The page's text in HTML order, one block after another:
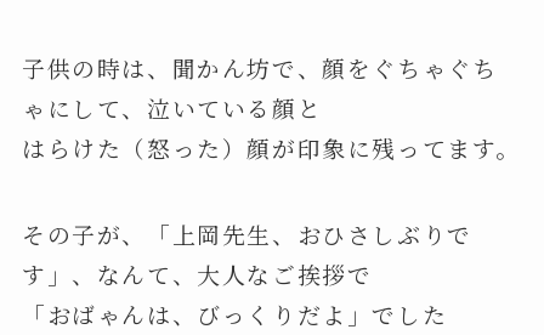
子供の時は、聞かん坊で、顔をぐちゃぐち
ゃにして、泣いている顔と
はらけた（怒った）顔が印象に残ってます。
その子が、「上岡先生、おひさしぶりで
す」、なんて、大人なご挨拶で
「おばゃんは、びっくりだよ」でした